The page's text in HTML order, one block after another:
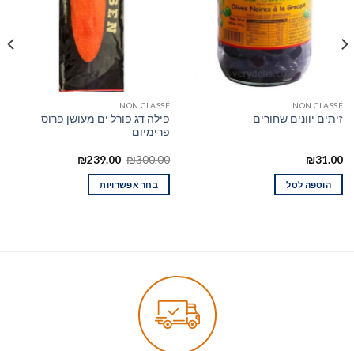
NON CLASSÉ
זיתים יוונים שחורים
₪31.00
הוספה לסל
NON CLASSÉ
פילה דג פורל ים מעושן פרוס –
פרימיום
₪300.00
₪239.00
בחר אפשרויות